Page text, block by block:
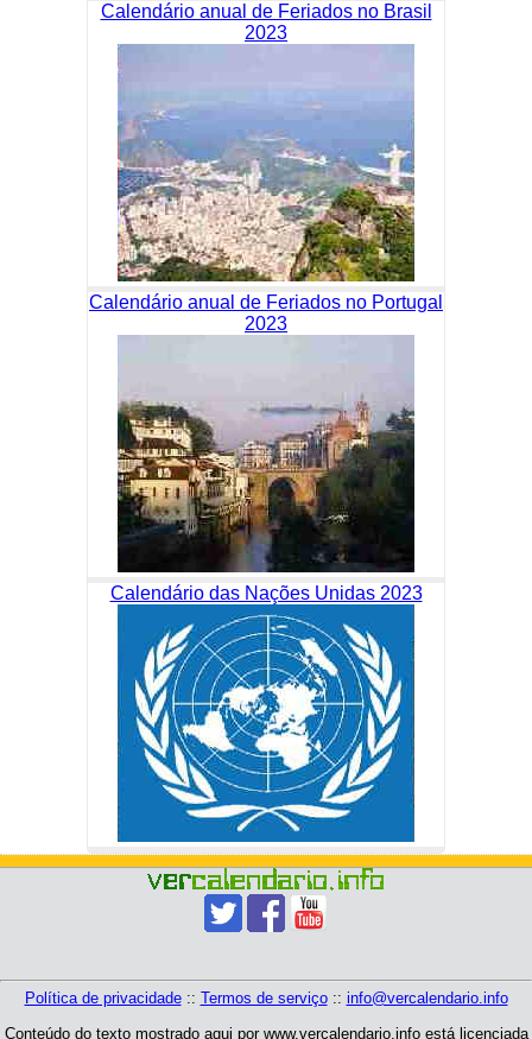
Calendário anual de Feriados no Brasil
2023
Calendário anual de Feriados no Portugal
2023
Calendário das Nações Unidas 2023
Política de privacidade:: Termos de serviço:: info@vercalendario.info
Conteúdo do texto mostrado aqui por www.vercalendario.info está licenciada